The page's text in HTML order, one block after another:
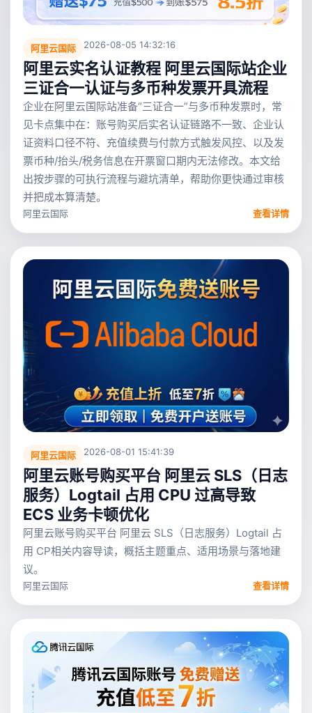
阿里云国际 2026-08-05 14:32:16
阿里云实名认证教程 阿里云国际站企业
三证合一认证与多币种发票开具流程
企业在阿里云国际站准备“三证合一”与多币种发票时，常
见卡点集中在：账号购买后实名认证链路不一致、企业认
证资料口径不符、充值续费与付款方式触发风控、以及发
票币种/抬头/税务信息在开票窗口期内无法修改。本文给
出按步骤的可执行流程与避坑清单，帮助你更快通过审核
并把成本算清楚。
阿里云国际 查看详情
阿里云国际 2026-08-01 15:41:39
阿里云账号购买平台 阿里云 SLS（日志
服务）Logtail 占用 CPU 过高导致
ECS 业务卡顿优化
阿里云账号购买平台 阿里云 SLS（日志服务）Logtail 占
用 CP相关内容导读，概括主题重点、适用场景与落地建
议。
阿里云国际 查看详情